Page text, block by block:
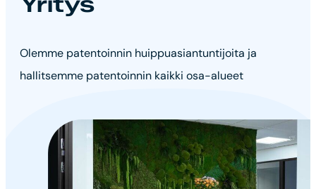
Olemme patentoinnin huippuasiantuntijoita ja
hallitsemme patentoinnin kaikki osa-alueet